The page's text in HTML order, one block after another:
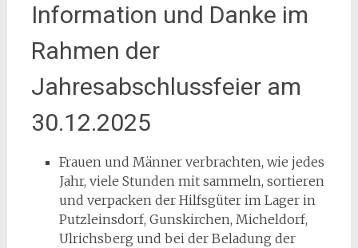
Information und Danke im
Rahmen der
Jahresabschlussfeier am
30.12.2025
Frauen und Männer verbrachten, wie jedes
Jahr, viele Stunden mit sammeln, sortieren
und verpacken der Hilfsgüter im Lager in
Putzleinsdorf, Gunskirchen, Micheldorf,
Ulrichsberg und bei der Beladung der